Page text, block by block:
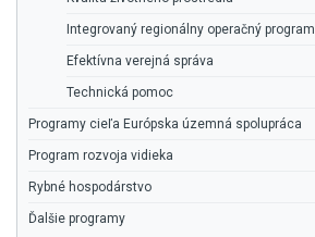
Integrovaný regionálny operačný program
Efektívna verejná správa
Technická pomoc
Programy cieľa Európska územná spolupráca
Program rozvoja vidieka
Rybné hospodárstvo
Ďalšie programy